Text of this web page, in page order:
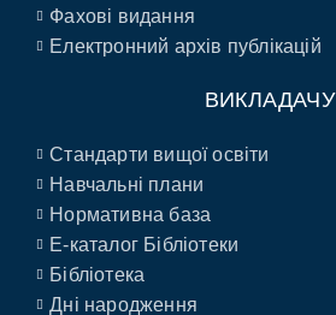
Фахові видання
Електронний архів публікацій
ВИКЛАДАЧУ
Стандарти вищої освіти
Навчальні плани
Нормативна база
E-каталог Бібліотеки
Бібліотека
Дні народження